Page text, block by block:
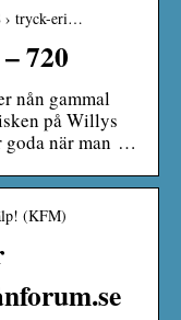
› tryck-eri…
720
nån gammal
på Willys
goda när man …
(KFM)